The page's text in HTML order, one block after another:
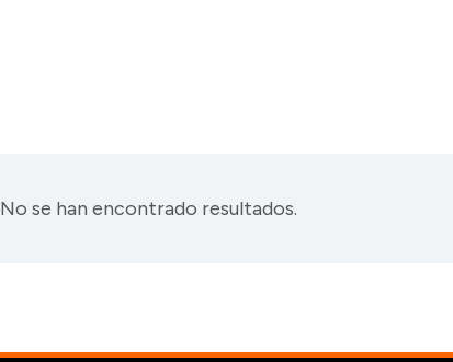
No se han encontrado resultados.